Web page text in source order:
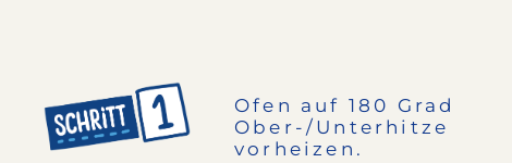
Ofen auf 180 Grad
Ober-/Unterhitze
vorheizen.